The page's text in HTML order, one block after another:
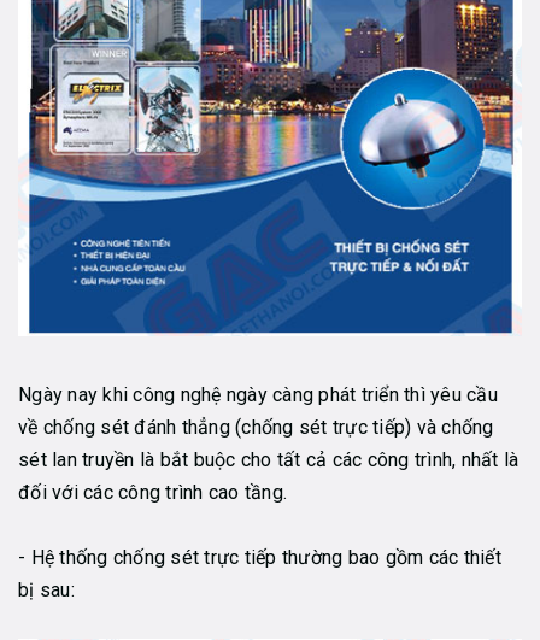
Ngày nay khi công nghệ ngày càng phát triển thì yêu cầu
về chống sét đánh thẳng (chống sét trực tiếp) và chống
sét lan truyền là bắt buộc cho tất cả các công trình, nhất là
đối với các công trình cao tầng.
- Hệ thống chống sét trực tiếp thường bao gồm các thiết
bị sau: